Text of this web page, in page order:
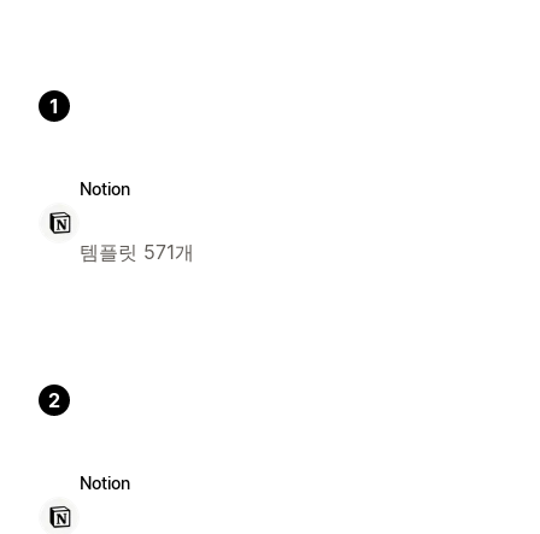
1
Notion
템플릿 571개
2
Notion